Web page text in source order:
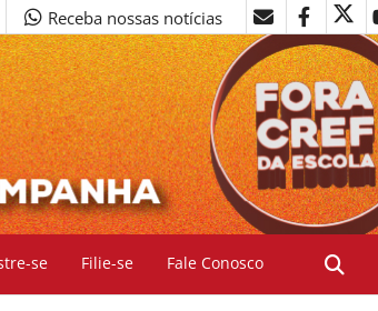
Receba nossas notícias
se Filie-se Fale Conosco